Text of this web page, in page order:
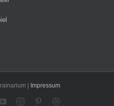
| Impressum
YouTubeInstagramPinterestDribbble